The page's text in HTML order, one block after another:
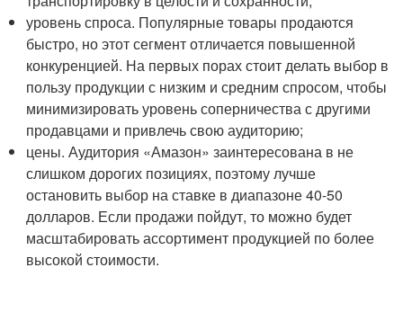
уровень спроса. Популярные товары продаются
быстро, но этот сегмент отличается повышенной
конкуренцией. На первых порах стоит делать выбор в
пользу продукции с низким и средним спросом, чтобы
минимизировать уровень соперничества с другими
продавцами и привлечь свою аудиторию;
цены. Аудитория «Амазон» заинтересована в не
слишком дорогих позициях, поэтому лучше
остановить выбор на ставке в диапазоне 40-50
долларов. Если продажи пойдут, то можно будет
масштабировать ассортимент продукцией по более
высокой стоимости.